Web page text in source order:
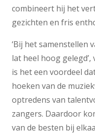
combineert hij het
gezichten en fris
‘Bij het samenstellen
lat heel hoog gelegd’,
is het een voordeel
hoeken van de
optredens van
zangers. Daardoor
van de besten bij